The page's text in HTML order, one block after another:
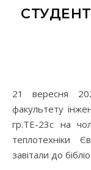
21 вересня 2023 року студенти першого курсу
факультету
гр.ТЕ-23с на
теплотехніки
завітали до